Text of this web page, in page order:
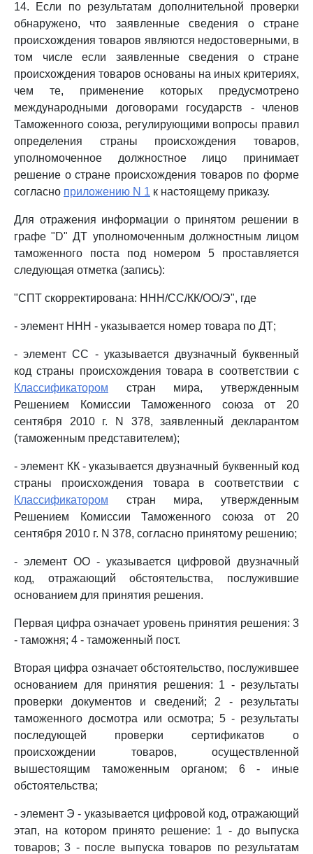
14. Если по результатам дополнительной проверки
обнаружено, что заявленные сведения о стране
происхождения товаров являются недостоверными, в
том числе если заявленные сведения о стране
происхождения товаров основаны на иных критериях,
чем те, применение которых предусмотрено
международными договорами государств - членов
Таможенного союза, регулирующими вопросы правил
определения страны происхождения товаров,
уполномоченное должностное лицо принимает
решение о стране происхождения товаров по форме
согласно приложению N 1 к настоящему приказу.
Для отражения информации о принятом решении в
графе "D" ДТ уполномоченным должностным лицом
таможенного поста под номером 5 проставляется
следующая отметка (запись):
"СПТ скорректирована: ННН/СС/КК/ОО/Э", где
- элемент ННН - указывается номер товара по ДТ;
- элемент СС - указывается двузначный буквенный
код страны происхождения товара в соответствии с
Классификатором стран мира, утвержденным
Решением Комиссии Таможенного союза от 20
сентября 2010 г. N 378, заявленный декларантом
(таможенным представителем);
- элемент КК - указывается двузначный буквенный код
страны происхождения товара в соответствии с
Классификатором стран мира, утвержденным
Решением Комиссии Таможенного союза от 20
сентября 2010 г. N 378, согласно принятому решению;
- элемент ОО - указывается цифровой двузначный
код, отражающий обстоятельства, послужившие
основанием для принятия решения.
Первая цифра означает уровень принятия решения: 3
- таможня; 4 - таможенный пост.
Вторая цифра означает обстоятельство, послужившее
основанием для принятия решения: 1 - результаты
проверки документов и сведений; 2 - результаты
таможенного досмотра или осмотра; 5 - результаты
последующей проверки сертификатов о
происхождении товаров, осуществленной
вышестоящим таможенным органом; 6 - иные
обстоятельства;
- элемент Э - указывается цифровой код, отражающий
этап, на котором принято решение: 1 - до выпуска
товаров; 3 - после выпуска товаров по результатам